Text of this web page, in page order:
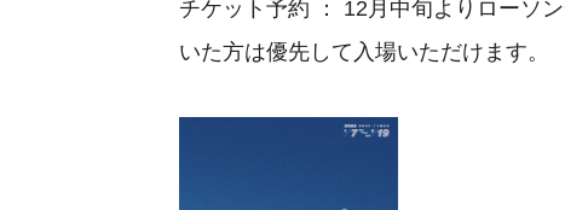
チケット予約 ： 12月中旬よりローソ
いた方は優先して入場いただけます。